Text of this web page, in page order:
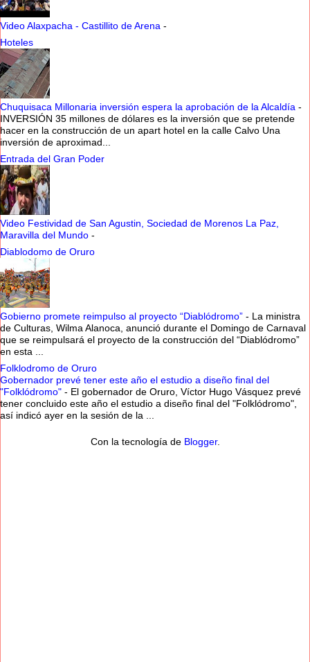
Video Alaxpacha - Castillito de Arena -
Hoteles
Chuquisaca Millonaria inversión espera la aprobación de la Alcaldía -
INVERSIÓN 35 millones de dólares es la inversión que se pretende
hacer en la construcción de un apart hotel en la calle Calvo Una
inversión de aproximad...
Entrada del Gran Poder
Video Festividad de San Agustin, Sociedad de Morenos La Paz,
Maravilla del Mundo -
Diablodomo de Oruro
Gobierno promete reimpulso al proyecto “Diablódromo” - La ministra
de Culturas, Wilma Alanoca, anunció durante el Domingo de Carnaval
que se reimpulsará el proyecto de la construcción del “Diablódromo”
en esta ...
Folklodromo de Oruro
Gobernador prevé tener este año el estudio a diseño final del
"Folklódromo" - El gobernador de Oruro, Víctor Hugo Vásquez prevé
tener concluido este año el estudio a diseño final del "Folklódromo",
así indicó ayer en la sesión de la ...
Con la tecnología de Blogger.